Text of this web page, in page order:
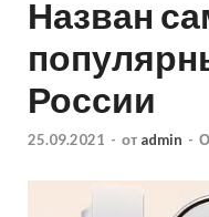
Назван
России
25.09.2021 - от admin -